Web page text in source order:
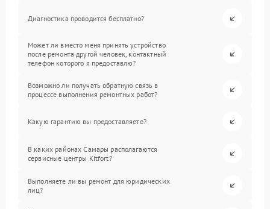
Диагностика проводится бесплатно?
Может ли вместо меня принять устройство
после ремонта другой человек, контактный
телефон которого я предоставлю?
Возможно ли получать обратную связь в
процессе выполнения ремонтных работ?
Какую гарантию вы предоставляете?
В каких районах Самары располагаются
сервисные центры Kitfort?
Выполняете ли вы ремонт для юридических
лиц?